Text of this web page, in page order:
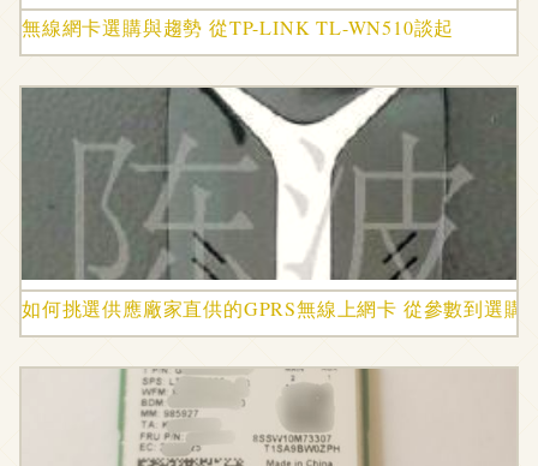
無線網卡選購與趨勢 從TP-LINK TL-WN510談起
如何挑選供應廠家直供的GPRS無線上網卡 從參數到選購